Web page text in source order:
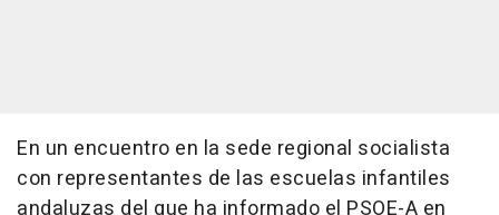
En un encuentro en la sede regional socialista
con representantes de las escuelas infantiles